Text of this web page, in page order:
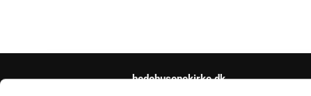
hedehusenekirke.dk